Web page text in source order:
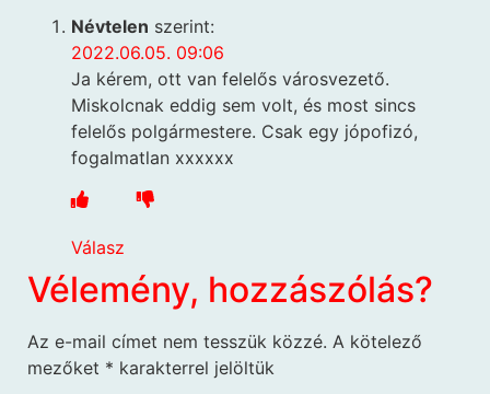
Névtelen szerint:
2022.06.05. 09:06
Ja kérem, ott van felelős városvezető.
Miskolcnak eddig sem volt, és most sincs
felelős polgármestere. Csak egy jópofizó,
fogalmatlan xxxxxx
Válasz
Vélemény, hozzászólás?
Az e-mail címet nem tesszük közzé. A kötelező
mezőket * karakterrel jelöltük